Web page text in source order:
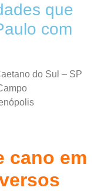
que
com
do Sul – SP
cano em